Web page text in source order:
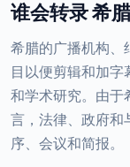
谁会转录 希
希腊的广播机构、
目以便剪辑和加字
和学术研究。由于
言，法律、政府和
序、会议和简报。